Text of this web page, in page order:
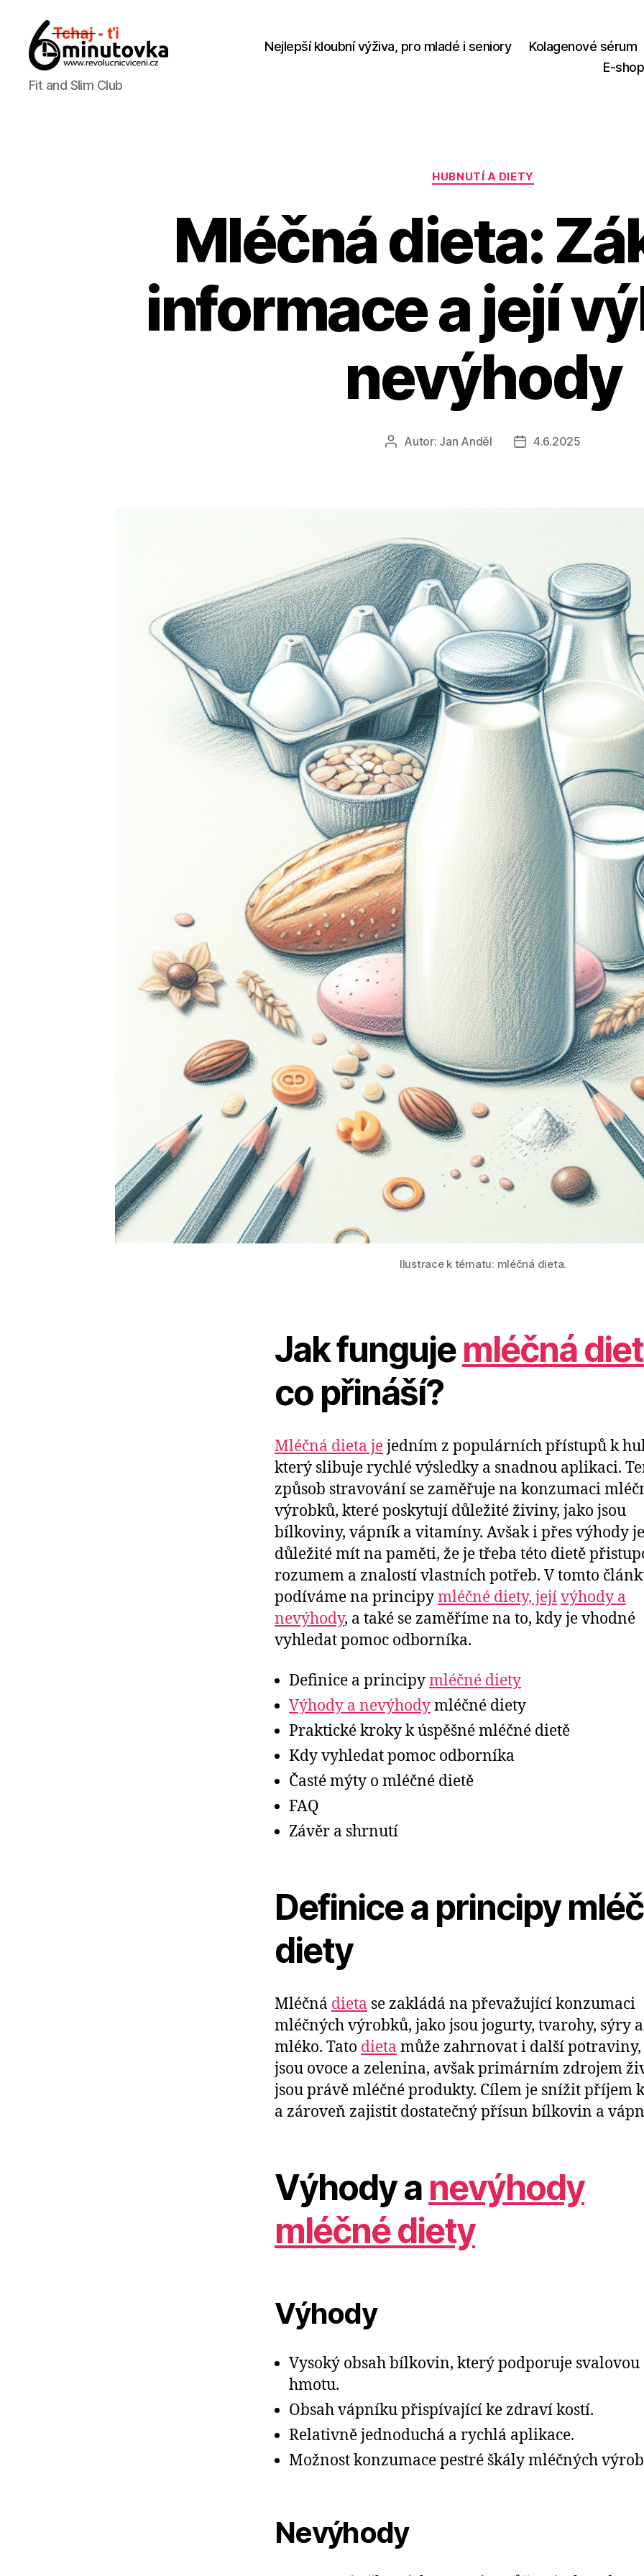
Jan
Anděl
Fit and Slim Club
Nejlepší kloubní výživa, pro mladé i seniory
Kolagenové sérum
E-shop
Rubriky
HUBNUTÍ A DIETY
Mléčná dieta:
informace a její
nevýhody
AutorAutor: Jan Anděl
Datum
4.6.2025
Ilustrace k tématu: mléčná dieta.
Jak fungujemléčná
co přináší?
Mléčná dieta jejedním z populárních přístupů k
který slibuje rychlé výsledky a snadnou aplikaci.
způsob stravování se zaměřuje na konzumaci
výrobků, které poskytují důležité živiny, jako jsou
bílkoviny, vápník a vitamíny. Avšak i přes výhody je
důležité mít na paměti, že je třeba této dietě
rozumem a znalostí vlastních potřeb. V tomto
podíváme na principymléčné diety, jejívýhody a
nevýhody, a také se zaměříme na to, kdy je vhodné
vyhledat pomoc odborníka.
Definice a principymléčné diety
Výhody a nevýhodymléčné diety
Praktické kroky k úspěšné mléčné dietě
Kdy vyhledat pomoc odborníka
Časté mýty o mléčné dietě
FAQ
Závěr a shrnutí
Definice a principy
diety
Mléčná dieta se zakládá na převažující konzumaci
mléčných výrobků, jako jsou jogurty, tvarohy, sýry a
mléko. Tato dieta může zahrnovat i další
jsou ovoce a zelenina, avšak primárním zdrojem
jsou právě mléčné produkty. Cílem je snížit příjem
a zároveň zajistit dostatečný přísun bílkovin a
Výhody a nevýhody
mléčné diety
Výhody
Vysoký obsah bílkovin, který podporuje svalovou
hmotu.
Obsah vápníku přispívající ke zdraví kostí.
Relativně jednoduchá a rychlá aplikace.
Možnost konzumace pestré škály mléčných
Nevýhody